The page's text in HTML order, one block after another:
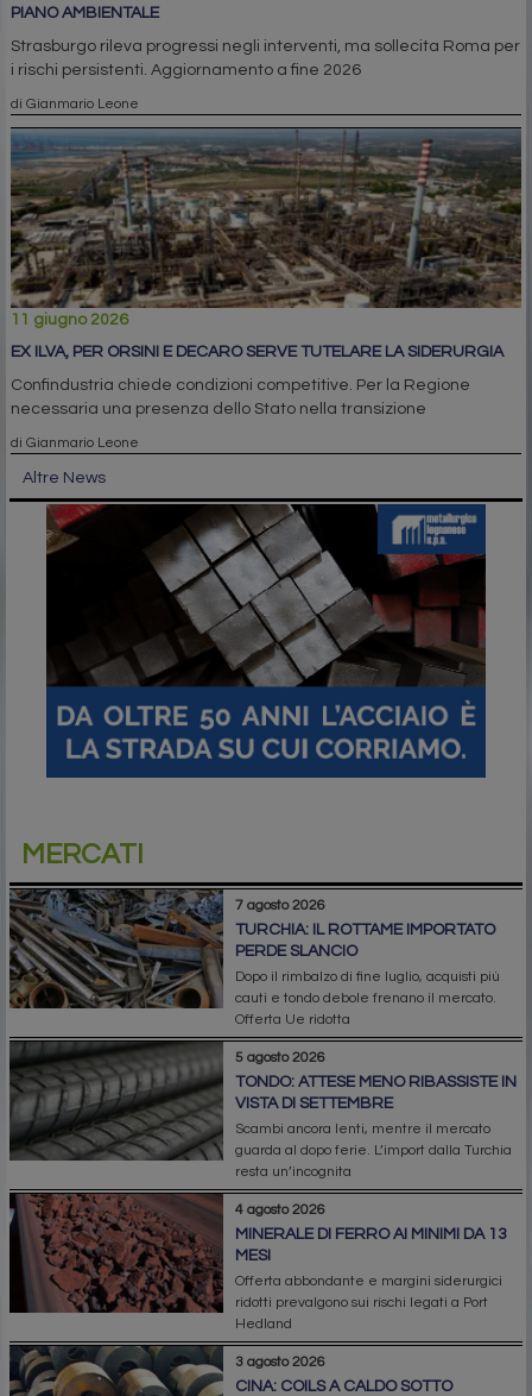
PIANO AMBIENTALE
Strasburgo rileva progressi negli interventi, ma sollecita Roma per
i rischi persistenti. Aggiornamento a fine 2026
di Gianmario Leone
11 giugno 2026
EX ILVA, PER ORSINI E DECARO SERVE TUTELARE LA SIDERURGIA
Confindustria chiede condizioni competitive. Per la Regione
necessaria una presenza dello Stato nella transizione
di Gianmario Leone
Altre News
MERCATI
7 agosto 2026
TURCHIA: IL ROTTAME IMPORTATO
PERDE SLANCIO
Dopo il rimbalzo di fine luglio, acquisti più
cauti e tondo debole frenano il mercato.
Offerta Ue ridotta
5 agosto 2026
TONDO: ATTESE MENO RIBASSISTE IN
VISTA DI SETTEMBRE
Scambi ancora lenti, mentre il mercato
guarda al dopo ferie. L’import dalla Turchia
resta un’incognita
4 agosto 2026
MINERALE DI FERRO AI MINIMI DA 13
MESI
Offerta abbondante e margini siderurgici
ridotti prevalgono sui rischi legati a Port
Hedland
3 agosto 2026
CINA: COILS A CALDO SOTTO